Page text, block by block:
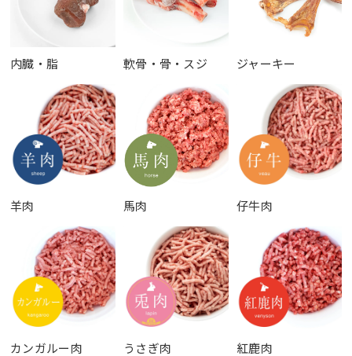
内臓・脂 軟骨・骨・スジ ジャーキー
羊肉 馬肉 仔牛肉
カンガルー肉 うさぎ肉 紅鹿肉